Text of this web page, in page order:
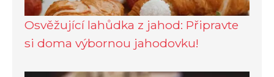
Osvěžující lahůdka z jahod: Připravte
si doma výbornou jahodovku!